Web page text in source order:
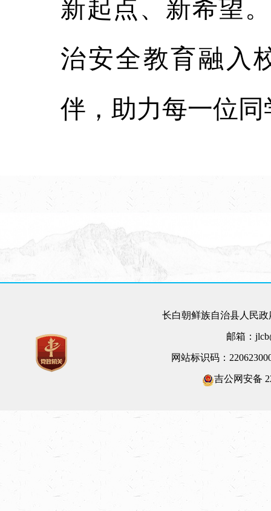
新起点、新希望
治安全教育融入
伴，助力每一位
长白朝鲜族自治县人民
邮箱：
网站标识码：
吉公网安备